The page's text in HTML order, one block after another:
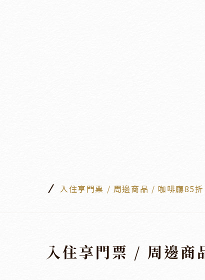
入住享門票 / 周邊商品 / 咖啡廳85折
入住享門票 / 周邊